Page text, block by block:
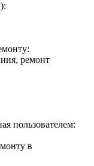
ремонт
пользователем:
в